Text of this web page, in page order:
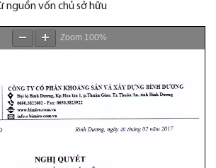
nguồn vốn chủ sở hữu
Zoom 100%